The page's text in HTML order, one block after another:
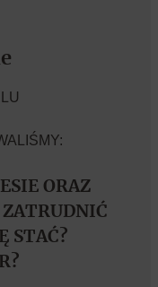
e
ORAZ
STAĆ?